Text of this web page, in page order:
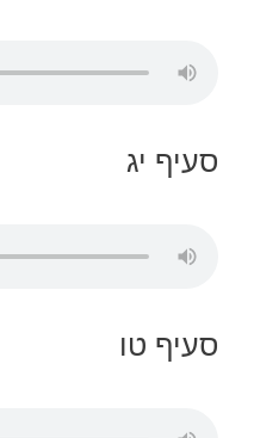
סעיף יג
סעיף טו